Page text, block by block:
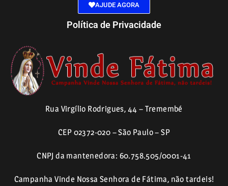
AJUDE AGORA
Política de Privacidade
Rua Virgílio Rodrigues, 44 – Tremembé
CEP 02372-020 – São Paulo – SP
CNPJ da mantenedora: 60.758.505/0001-41
Campanha Vinde Nossa Senhora de Fátima, não tardeis!